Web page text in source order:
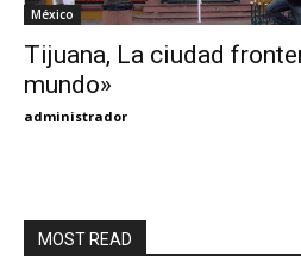
México
Tijuana, La ciudad
mundo»
administrador
MOST READ